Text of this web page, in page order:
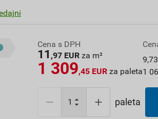
Cena s DPH
11 ,97 EUR za m²
1 309,45 EUR za paleta1
paleta